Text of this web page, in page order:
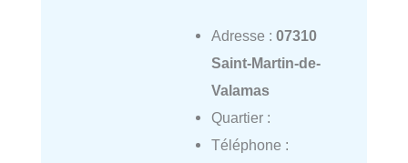
Adresse : 07310
Saint-Martin-de-
Valamas
Quartier :
Téléphone :